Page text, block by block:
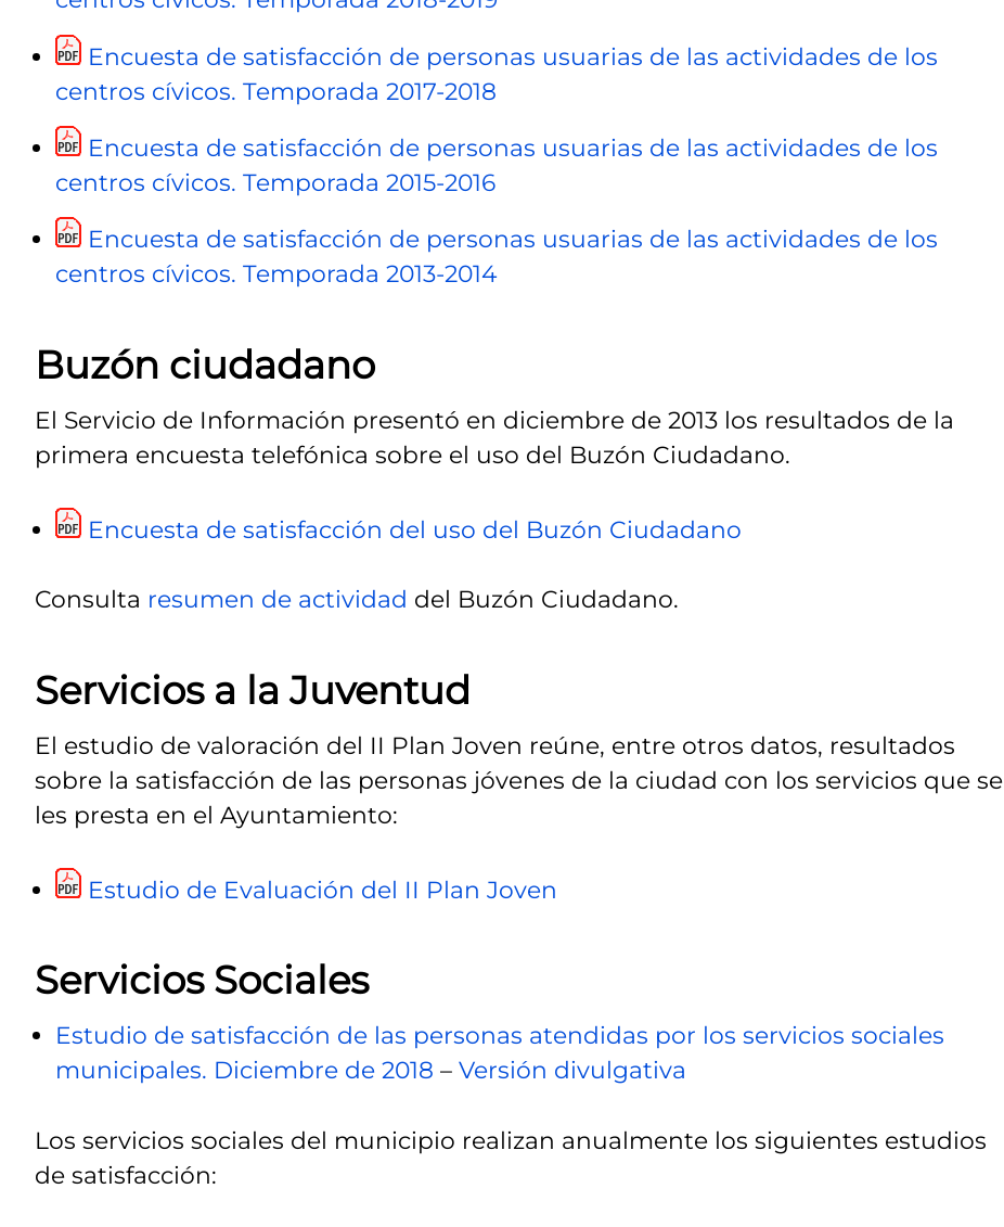
Encuesta de satisfacción de personas usuarias de las actividades de los
centros cívicos. Temporada 2017-2018
Encuesta de satisfacción de personas usuarias de las actividades de los
centros cívicos. Temporada 2015-2016
Encuesta de satisfacción de personas usuarias de las actividades de los
centros cívicos. Temporada 2013-2014
Buzón ciudadano
El Servicio de Información presentó en diciembre de 2013 los resultados de la
primera encuesta telefónica sobre el uso del Buzón Ciudadano.
Encuesta de satisfacción del uso del Buzón Ciudadano
Consulta resumen de actividad del Buzón Ciudadano.
Servicios a la Juventud
El estudio de valoración del II Plan Joven reúne, entre otros datos, resultados
sobre la satisfacción de las personas jóvenes de la ciudad con los servicios que se
les presta en el Ayuntamiento:
Estudio de Evaluación del II Plan Joven
Servicios Sociales
Estudio de satisfacción de las personas atendidas por los servicios sociales
municipales. Diciembre de 2018 – Versión divulgativa
Los servicios sociales del municipio realizan anualmente los siguientes estudios
de satisfacción: